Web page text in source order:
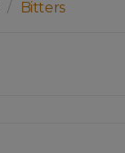
Bitters